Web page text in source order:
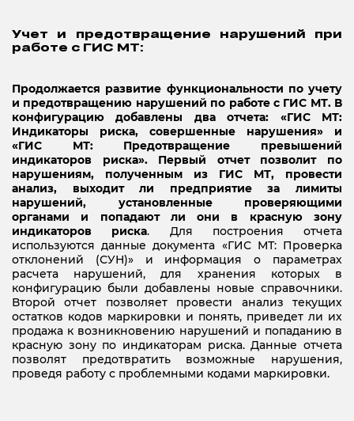
Учет и предотвращение нарушений при
работе с ГИС МТ:
Продолжается развитие функциональности по учету
и предотвращению нарушений по работе с ГИС МТ. В
конфигурацию добавлены два отчета: «ГИС МТ:
Индикаторы риска, совершенные нарушения» и
«ГИС МТ: Предотвращение превышений
индикаторов риска». Первый отчет позволит по
нарушениям, полученным из ГИС МТ, провести
анализ, выходит ли предприятие за лимиты
нарушений, установленные проверяющими
органами и попадают ли они в красную зону
индикаторов риска. Для построения отчета
используются данные документа «ГИС МТ: Проверка
отклонений (СУН)» и информация о параметрах
расчета нарушений, для хранения которых в
конфигурацию были добавлены новые справочники.
Второй отчет позволяет провести анализ текущих
остатков кодов маркировки и понять, приведет ли их
продажа к возникновению нарушений и попаданию в
красную зону по индикаторам риска. Данные отчета
позволят предотвратить возможные нарушения,
проведя работу с проблемными кодами маркировки.